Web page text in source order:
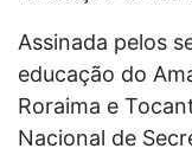
Assinada pelos
educação do
Roraima e
Nacional de